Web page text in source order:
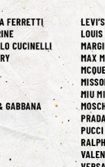
VAI ALLO SHOP
PRIVATE